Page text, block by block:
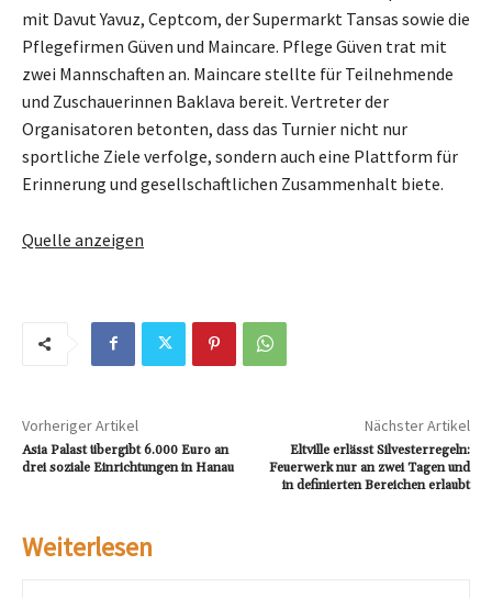
mit Davut Yavuz, Ceptcom, der Supermarkt Tansas sowie die
Pflegefirmen Güven und Maincare. Pflege Güven trat mit
zwei Mannschaften an. Maincare stellte für Teilnehmende
und Zuschauerinnen Baklava bereit. Vertreter der
Organisatoren betonten, dass das Turnier nicht nur
sportliche Ziele verfolge, sondern auch eine Plattform für
Erinnerung und gesellschaftlichen Zusammenhalt biete.
Quelle anzeigen
Vorheriger Artikel
Asia Palast übergibt 6.000 Euro an
drei soziale Einrichtungen in Hanau
Nächster Artikel
Eltville erlässt Silvesterregeln:
Feuerwerk nur an zwei Tagen und
in definierten Bereichen erlaubt
Weiterlesen